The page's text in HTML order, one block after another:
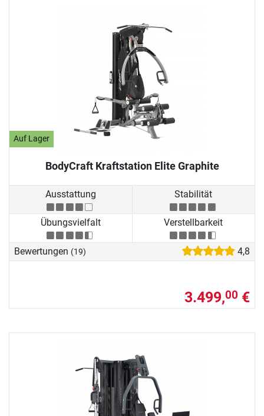
Auf Lager
BodyCraft Kraftstation Elite Graphite
Ausstattung Stabilität
Übungsvielfalt Verstellbarkeit
Bewertungen (19) 4,8
3.499,00 €